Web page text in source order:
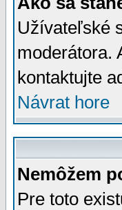
Užívateľské
moderátora.
kontaktujte
Návrat hore
Nemôžem
Pre toto